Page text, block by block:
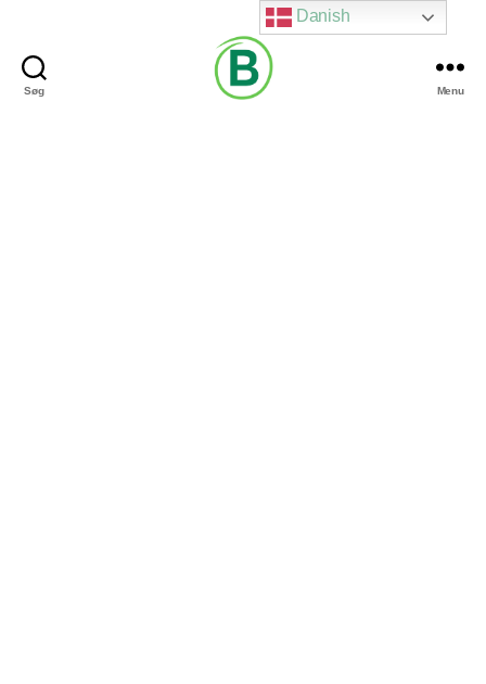
Søg Menu
Danish